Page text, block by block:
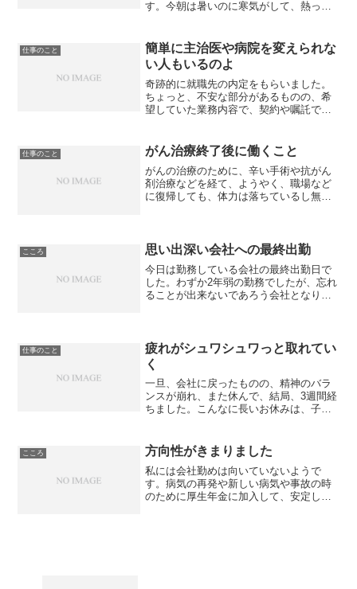
す。今朝は暑いのに寒気がして、熱っぽ
って出勤して、ミーティングの時間にで
かけようとしたら、「今日の...
仕事のこと
簡単に主治医や病院を変えられな
い人もいるのよ
奇跡的に就職先の内定をもらいました。
ちょっと、不安な部分があるものの、希
望していた業務内容で、契約や嘱託では
と思い、頑張って働こうと決心しまし
た。入社前の健康診断などを...
仕事のこと がん治療終了後に働くこと
がんの治療のために、辛い手術や抗がん
剤治療などを経て、ようやく、職場など
に復帰しても、体力は落ちているし無理
する度に感じます。そのた...
こころ 思い出深い会社への最終出勤
今日は勤務している会社の最終出勤日で
した。わずか2年弱の勤務でしたが、忘れ
ることが出来ないであろう会社となりま
業を認めてくれ、その...
仕事のこと
疲れがシュワシュワっと取れてい
く
一旦、会社に戻ったものの、精神のバラ
ンスが崩れ、また休んで、結局、3週間経
ちました。こんなに長いお休みは、子宮
のある時。完全フリーで、今日は何をし
て過ごそうかな？なんて...
こころ 方向性がきまりました
私には会社勤めは向いていないようで
す。病気の再発や新しい病気や事故の時
のために厚生年金に加入して、安定した